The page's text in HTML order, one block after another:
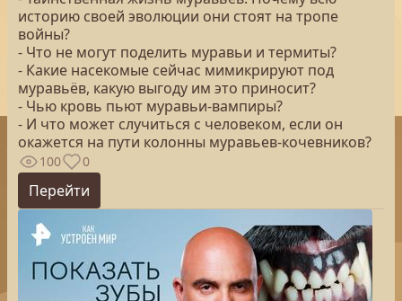
историю своей эволюции они стоят на тропе
войны?
- Что не могут поделить муравьи и термиты?
- Какие насекомые сейчас мимикрируют под
муравьёв, какую выгоду им это приносит?
- Чью кровь пьют муравьи-вампиры?
- И что может случиться с человеком, если он
окажется на пути колонны муравьев-кочевников?
100 0
Перейти